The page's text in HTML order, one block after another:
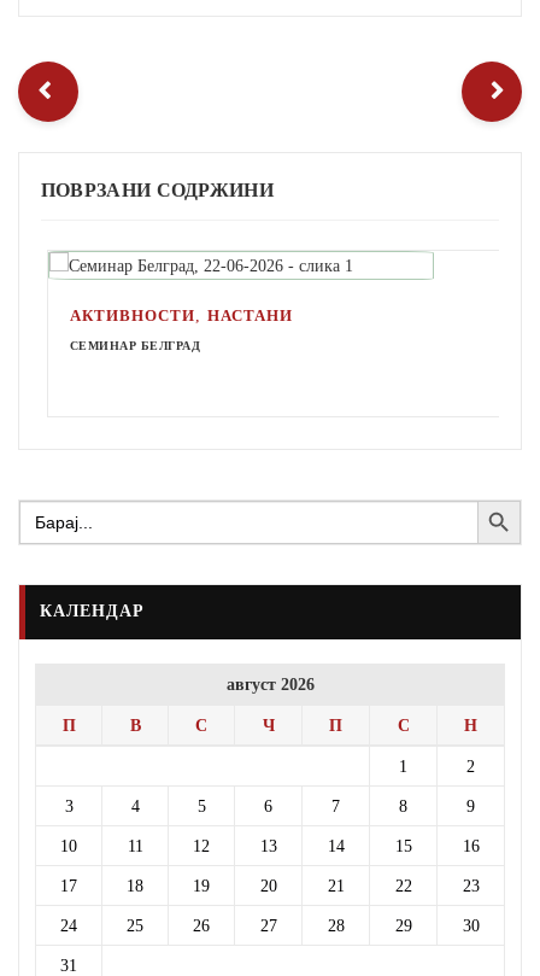
ПОВРЗАНИ СОДРЖИНИ
АКТИВНОСТИ, НАСТАНИ
СЕМИНАР БЕЛГРАД
Search
for:
Search Button
КАЛЕНДАР
август 2026
П В С Ч П С Н
1 2
3 4 5 6 7 8 9
10 11 12 13 14 15 16
17 18 19 20 21 22 23
24 25 26 27 28 29 30
31